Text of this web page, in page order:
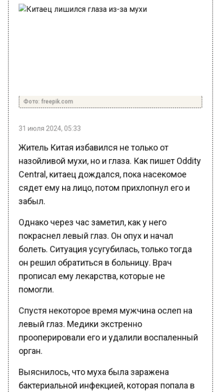
Central, китаец дождался, пока насекомое
сядет ему на лицо, потом прихлопнул его и
забыл.
Однако через час заметил, как у него
покраснел левый глаз. Он опух и начал
болеть. Ситуация усугубилась, только тогда
он решил обратиться в больницу. Врач
прописал ему лекарства, которые не
помогли.
Спустя некоторое время мужчина ослеп на
левый глаз. Медики экстренно
прооперировали его и удалили воспаленный
орган.
Выяснилось, что муха была заражена
бактериальной инфекцией, которая попала в